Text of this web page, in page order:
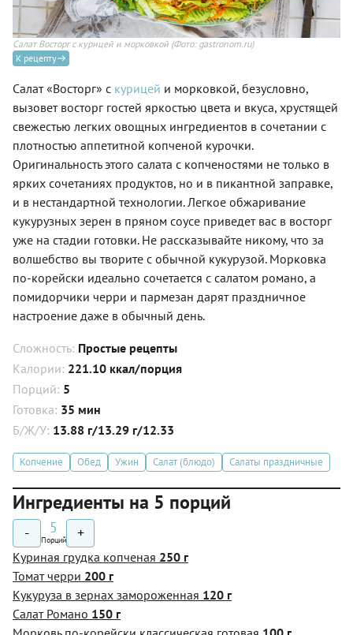
Салат Восторг с курицей и морковкой (Фото: gastronom.ru)
К рецепту
Салат «Восторг» с курицей и морковкой, безусловно,
вызовет восторг гостей яркостью цвета и вкуса, хрустящей
свежестью легких овощных ингредиентов в сочетании с
плотностью аппетитной копченой курочки.
Оригинальность этого салата с копченостями не только в
ярких сочетаниях продуктов, но и в пикантной заправке,
и в нестандартной технологии. Легкое обжаривание
кукурузных зерен в пряном соусе приведет вас в восторг
уже на стадии готовки. Не рассказывайте никому, что за
волшебство вы творите с обычной кукурузой. Морковка
по-корейски идеально сочетается с салатом романо, а
помидорчики черри и пармезан дарят праздничное
настроение даже в обычный день.
Сложность: Простые рецепты
Калории: 221.10 ккал/порция
Порций: 5
Готовка: 35 мин
Б/Ж/У: 13.88 г/13.29 г/12.33
Копчение Обед Ужин Салат (блюдо) Салаты праздничные
Ингредиенты на 5 порций
- 5
Порций +
Куриная грудка копченая 250 г
Томат черри 200 г
Кукуруза в зернах замороженная 120 г
Салат Романо 150 г